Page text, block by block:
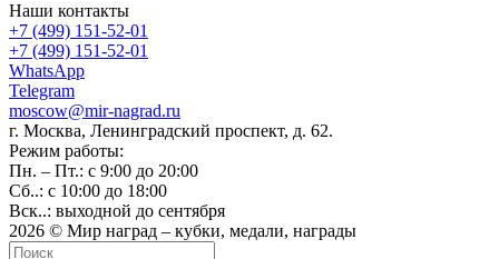
Наши контакты
+7 (499) 151-52-01
+7 (499) 151-52-01
WhatsApp
Telegram
moscow@mir-nagrad.ru
г. Москва, Ленинградский проспект, д. 62.
Режим работы:
Пн. – Пт.: с 9:00 до 20:00
Сб..: с 10:00 до 18:00
Вск..: выходной до сентября
2026 © Мир наград – кубки, медали, награды